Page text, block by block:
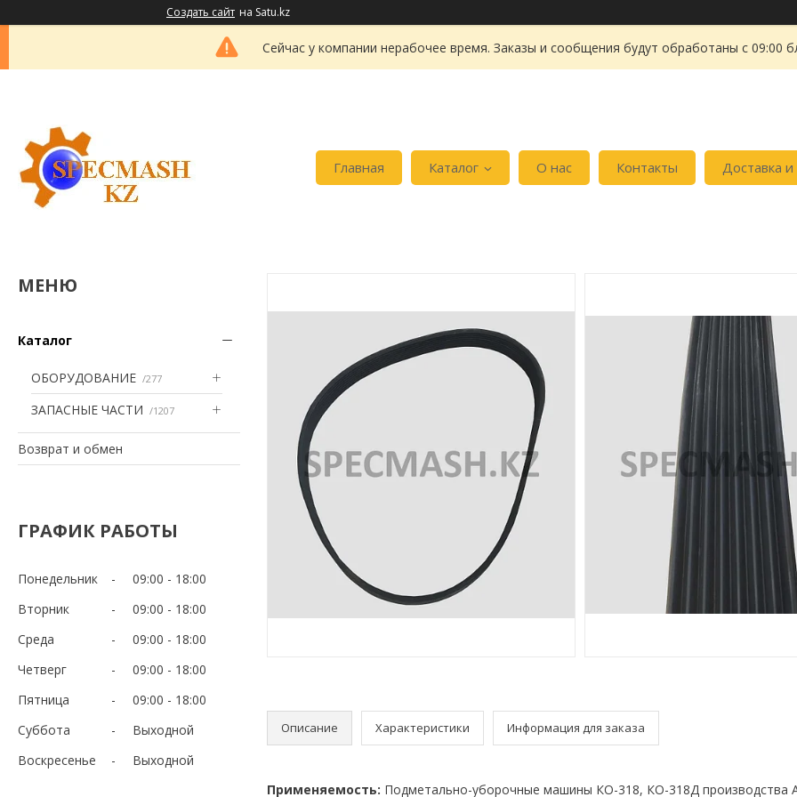
Создать сайт на Satu.kz
Сейчас у компании нерабочее время. Заказы и сообщения будут обработаны с 09:00
Главная Каталог О нас Контакты Доставка
Каталог
ОБОРУДОВАНИЕ 277
ЗАПАСНЫЕ ЧАСТИ 1207
Возврат и обмен
ГРАФИК РАБОТЫ
Понедельник 09:00
18:00
Вторник
09:00
18:00
Среда
09:00
18:00
Четверг
09:00
18:00
Пятница
09:00
18:00
Суббота
Выходной
Воскресенье
Выходной
Описание Характеристики Информация для заказа
Применяемость: Подметально-уборочные машины КО-318, КО-318Д производства